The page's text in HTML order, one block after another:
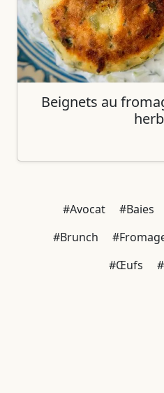
Beignets au
#Avocat #Baies
#Brunch
#Œufs